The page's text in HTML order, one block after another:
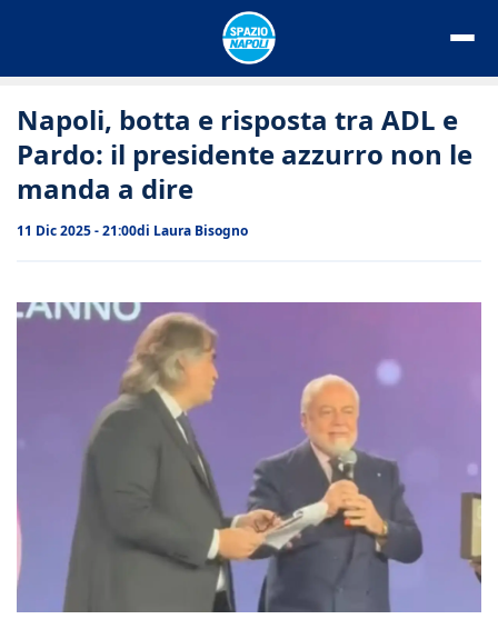
Napoli, botta e risposta tra ADL e
Pardo: il presidente azzurro non le
manda a dire
11 Dic 2025 - 21:00di Laura Bisogno